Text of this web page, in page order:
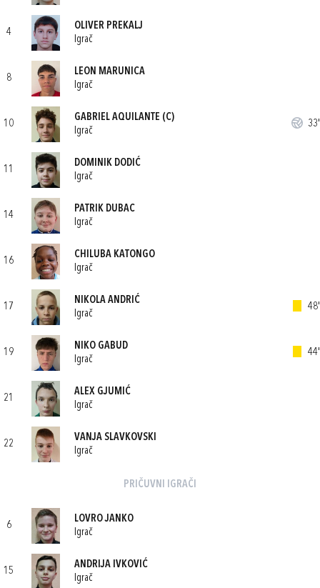
4
OLIVER PREKALJ
Igrač
8
LEON MARUNICA
Igrač
10
GABRIEL AQUILANTE (C)
Igrač
33'
11
DOMINIK DODIĆ
Igrač
14
PATRIK DUBAC
Igrač
16
CHILUBA KATONGO
Igrač
17
NIKOLA ANDRIĆ
Igrač
48'
19
NIKO GABUD
Igrač
44'
21
ALEX GJUMIĆ
Igrač
22
VANJA SLAVKOVSKI
Igrač
PRIČUVNI IGRAČI
6
LOVRO JANKO
Igrač
15
ANDRIJA IVKOVIĆ
Igrač